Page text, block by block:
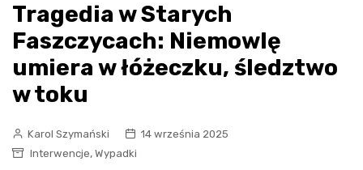
Tragedia w Starych
Faszczycach: Niemowlę
umiera w łóżeczku, śledztwo
w toku
Karol Szymański
14 września 2025
Interwencje, Wypadki